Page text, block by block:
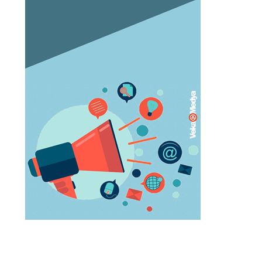
Orgazm olan kadınlar daha çabuk
May 05, 2023